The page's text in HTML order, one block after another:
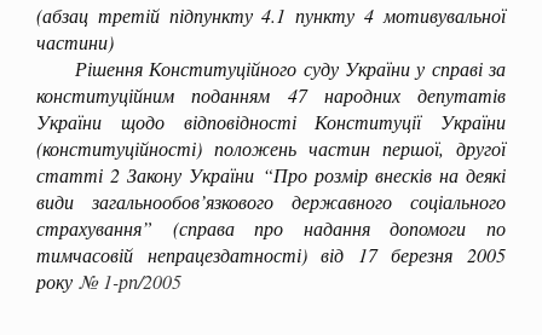
(абзац третій підпункту 4.1 пункту 4 мотивувальної
частини)
Рішення Конституційного суду України у справі за
конституційним поданням 47 народних депутатів
України щодо відповідності Конституції України
(конституційності) положень частин першої, другої
статті 2 Закону України “Про розмір внесків на деякі
види загальнообов’язкового державного соціального
страхування” (справа про надання допомоги по
тимчасовій непрацездатності) від 17 березня 2005
року № 1-рп/2005